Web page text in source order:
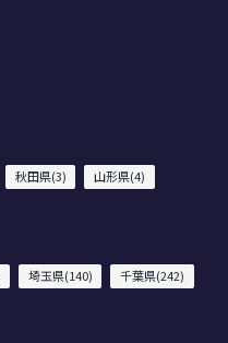
秋田県(3)
山形県(4)
埼玉県(140)
千葉県(242)